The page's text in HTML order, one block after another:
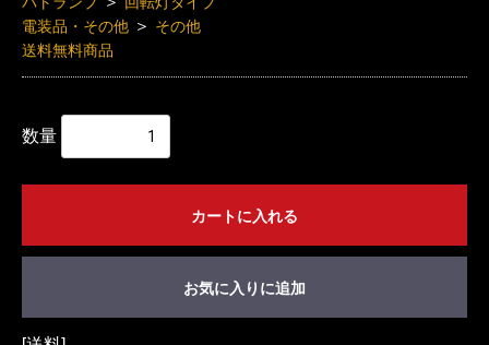
電装品・その他 ＞ その他
送料無料商品
数量
カートに入れる
お気に入りに追加